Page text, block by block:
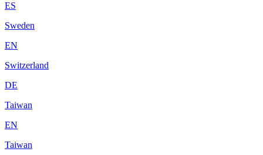
ES
Sweden
EN
Switzerland
DE
Taiwan
EN
Taiwan